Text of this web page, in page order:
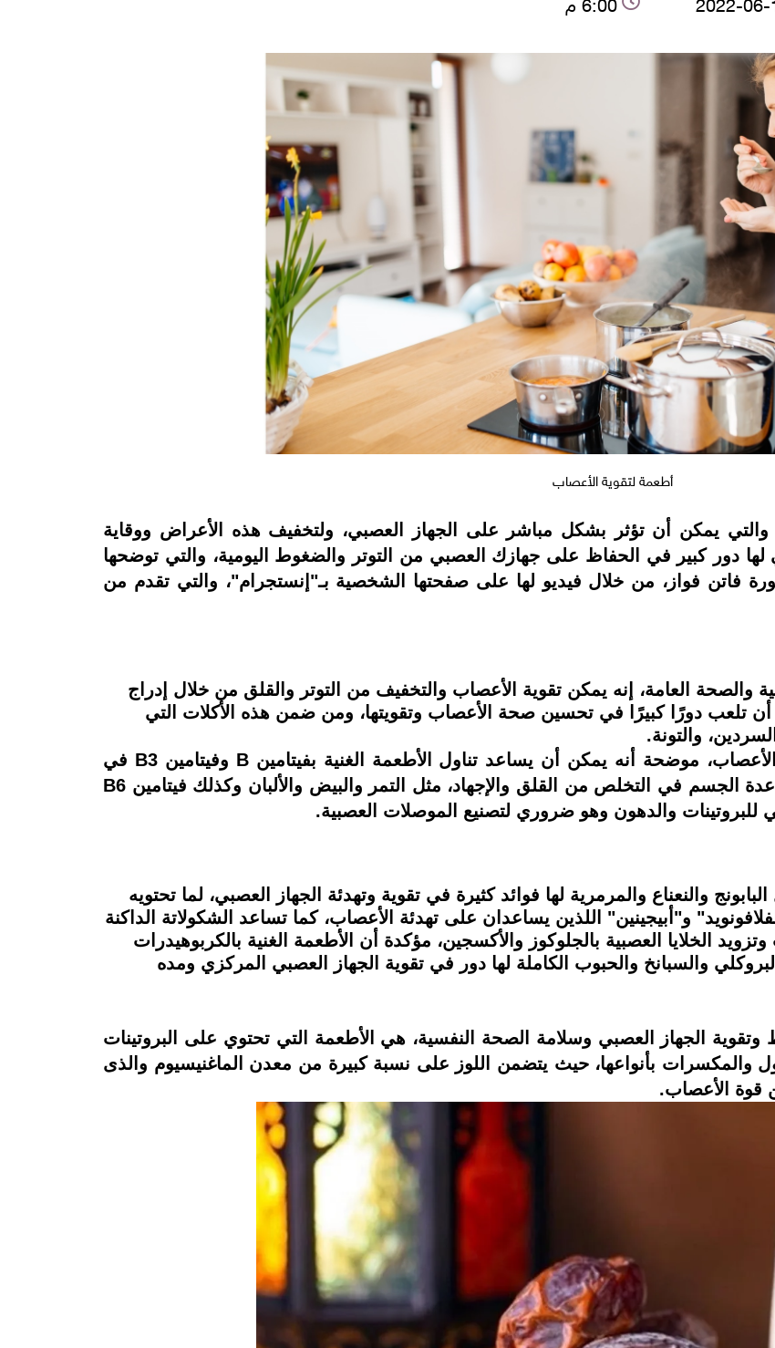
أطعمة لتقوية الأعصاب
يمكن أن تؤثر بشكل مباشر على الجهاز العصبي، ولتخفيف هذه الأعراض ووقاية
لها دور كبير في الحفاظ على جهازك العصبي من التوتر والضغوط اليومية، والتي توضحها
فاتن فواز، من خلال فيديو لها على صفحتها الشخصية بـ"إنستجرام"، والتي تقدم من
والصحة العامة، إنه يمكن تقوية الأعصاب والتخفيف من التوتر والقلق من خلال إدراج
تلعب دورًا كبيرًا في تحسين صحة الأعصاب وتقويتها، ومن ضمن هذه الأكلات التي
والتونة.
وتعمل هذه الأكلات على خفض التوتر وتقوية الأعصاب، موضحة أنه يمكن أن يساعد تناول الأطعمة الغنية بفيتامين B وفيتامين B3 في
الحفاظ على تحسين أداء الجهاز العصبي ومساعدة الجسم في التخلص من القلق والإجهاد، مثل التمر والبيض والألبان وكذلك فيتامين B6
للبروتينات والدهون وهو ضروري لتصنيع الموصلات العصبية.
والنعناع والمرمرية لها فوائد كثيرة في تقوية وتهدئة الجهاز العصبي، لما تحتويه
و"أبيجينين" اللذين يساعدان على تهدئة الأعصاب، كما تساعد الشكولاتة الداكنة
الخلايا العصبية بالجلوكوز والأكسجين، مؤكدة أن الأطعمة الغنية بالكربوهيدرات
والسبانخ والحبوب الكاملة لها دور في تقوية الجهاز العصبي المركزي ومده
الجهاز العصبي وسلامة الصحة النفسية، هي الأطعمة التي تحتوي على البروتينات
والمكسرات بأنواعها، حيث يتضمن اللوز على نسبة كبيرة من معدن الماغنيسيوم والذى
قوة الأعصاب.